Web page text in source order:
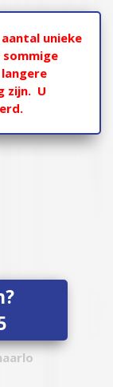
unieke
zijn. U